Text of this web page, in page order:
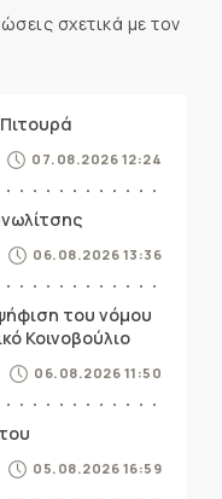
σχετικά με τον
07.08.2026 12:24
06.08.2026 13:36
του νόμου
Κοινοβούλιο
06.08.2026 11:50
05.08.2026 16:59